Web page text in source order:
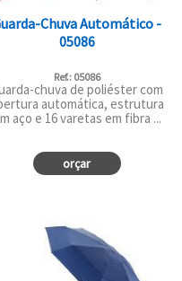
Chuva Automático -
05086
Ref.: 05086
chuva de poliéster com
automática, estrutura
aço e 16 varetas em fibra ...
orçar